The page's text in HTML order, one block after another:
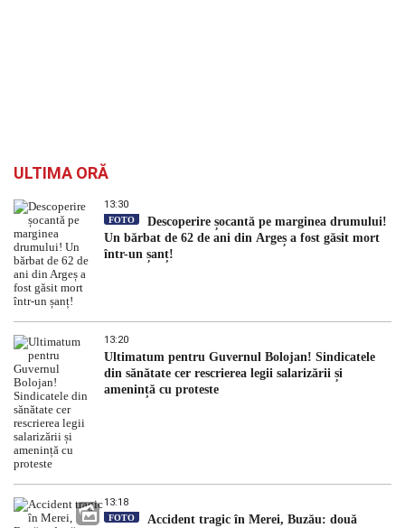
ULTIMA ORĂ
13:30
FOTO
Descoperire șocantă pe marginea drumului!
Un bărbat de 62 de ani din Argeș a fost găsit mort
într-un șanț!
13:20
Ultimatum pentru Guvernul Bolojan! Sindicatele
din sănătate cer rescrierea legii salarizării și
amenință cu proteste
13:18
FOTO
Accident tragic în Merei, Buzău: două